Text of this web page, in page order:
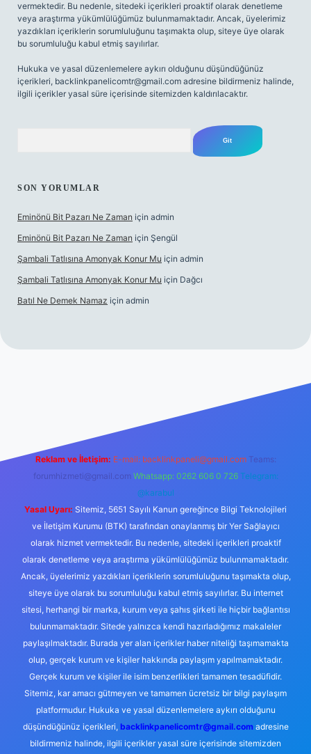
vermektedir. Bu nedenle, sitedeki içerikleri proaktif olarak denetleme
veya araştırma yükümlülüğümüz bulunmamaktadır. Ancak, üyelerimiz
yazdıkları içeriklerin sorumluluğunu taşımakta olup, siteye üye olarak
bu sorumluluğu kabul etmiş sayılırlar.
Hukuka ve yasal düzenlemelere aykırı olduğunu düşündüğünüz
içerikleri, backlinkpanelicomtr@gmail.com adresine bildirmeniz halinde,
ilgili içerikler yasal süre içerisinde sitemizden kaldırılacaktır.
SON YORUMLAR
Eminönü Bit Pazarı Ne Zaman için admin
Eminönü Bit Pazarı Ne Zaman için Şengül
Şambali Tatlısına Amonyak Konur Mu için admin
Şambali Tatlısına Amonyak Konur Mu için Dağcı
Batıl Ne Demek Namaz için admin
Reklam ve İletişim: E-mail: backlinkpaneli@gmail.com Teams:
forumhizmeti@gmail.com Whatsapp: 0262 606 0 726 Telegram:
@karabul
Yasal Uyarı: Sitemiz, 5651 Sayılı Kanun gereğince Bilgi Teknolojileri
ve İletişim Kurumu (BTK) tarafından onaylanmış bir Yer Sağlayıcı
olarak hizmet vermektedir. Bu nedenle, sitedeki içerikleri proaktif
olarak denetleme veya araştırma yükümlülüğümüz bulunmamaktadır.
Ancak, üyelerimiz yazdıkları içeriklerin sorumluluğunu taşımakta olup,
siteye üye olarak bu sorumluluğu kabul etmiş sayılırlar. Bu internet
sitesi, herhangi bir marka, kurum veya şahıs şirketi ile hiçbir bağlantısı
bulunmamaktadır. Sitede yalnızca kendi hazırladığımız makaleler
paylaşılmaktadır. Burada yer alan içerikler haber niteliği taşımamakta
olup, gerçek kurum ve kişiler hakkında paylaşım yapılmamaktadır.
Gerçek kurum ve kişiler ile isim benzerlikleri tamamen tesadüfidir.
Sitemiz, kar amacı gütmeyen ve tamamen ücretsiz bir bilgi paylaşım
platformudur. Hukuka ve yasal düzenlemelere aykırı olduğunu
düşündüğünüz içerikleri, backlinkpanelicomtr@gmail.comadresine
bildirmeniz halinde, ilgili içerikler yasal süre içerisinde sitemizden